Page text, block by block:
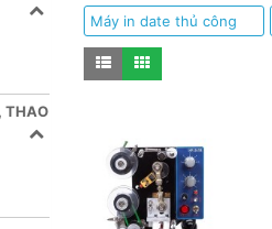
THAO
Máy in date thủ công